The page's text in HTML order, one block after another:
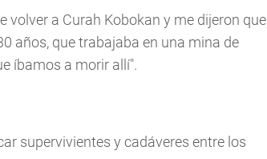
a Curah Kobokan y me dijeron que
años, que trabajaba en una mina de
íbamos a morir allí".
supervivientes y cadáveres entre los